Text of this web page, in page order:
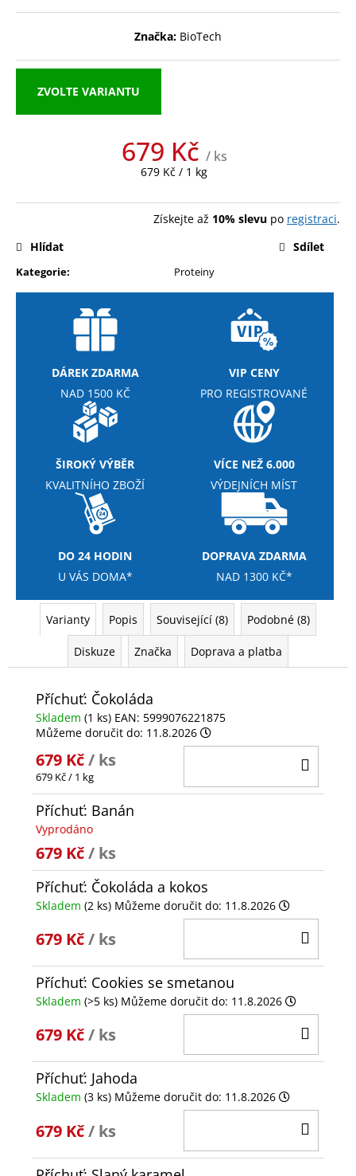
ZVOLTE VARIANTU
Značka: BioTech
679 Kč / ks
Měrná
679 Kč / 1 kg
Získejte až 10% slevu po registraci.
Kategorie: Proteiny
Hlídat Sdílet
DÁREK ZDARMA
NAD 1500 KČ
VIP CENY
PRO REGISTROVANÉ
ŠIROKÝ VÝBĚR
KVALITNÍHO ZBOŽÍ
VÍCE NEŽ 6.000
VÝDEJNÍCH MÍST
DO 24 HODIN
U VÁS DOMA*
DOPRAVA ZDARMA
NAD 1300 KČ*
Varianty Popis Související (8) Podobné (8)
Diskuze Značka Doprava a platba
Příchuť: Čokoláda
Skladem (1 ks) EAN: 5999076221875
Můžeme doručit do: 11.8.2026
679 Kč/ ks
Měrná
679 Kč / 1 kg
Příchuť: Banán
Vyprodáno
679 Kč/ ks
Příchuť: Čokoláda a kokos
Skladem (2 ks) Můžeme doručit do: 11.8.2026
679 Kč/ ks
Příchuť: Cookies se smetanou
Skladem (>5 ks) Můžeme doručit do: 11.8.2026
679 Kč/ ks
Příchuť: Jahoda
Skladem (3 ks) Můžeme doručit do: 11.8.2026
679 Kč/ ks
Původně: